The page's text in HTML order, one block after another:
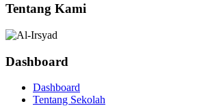
Tentang Kami
Dashboard
Dashboard
Tentang Sekolah